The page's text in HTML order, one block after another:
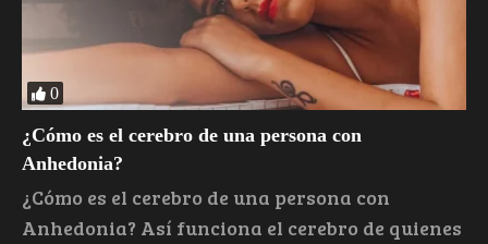
0
¿Cómo es el cerebro de una persona con
Anhedonia?
¿Cómo es el cerebro de una persona con
Anhedonia? Así funciona el cerebro de quienes